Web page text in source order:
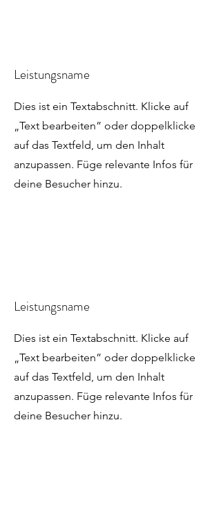
Leistungsname
Dies ist ein Textabschnitt. Klicke auf
„Text bearbeiten” oder doppelklicke
auf das Textfeld, um den Inhalt
anzupassen. Füge relevante Infos für
deine Besucher hinzu.
Leistungsname
Dies ist ein Textabschnitt. Klicke auf
„Text bearbeiten” oder doppelklicke
auf das Textfeld, um den Inhalt
anzupassen. Füge relevante Infos für
deine Besucher hinzu.